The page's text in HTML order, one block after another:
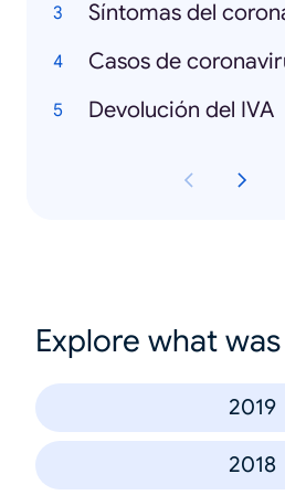
Devolución del IVA
Explore what
2019
2018